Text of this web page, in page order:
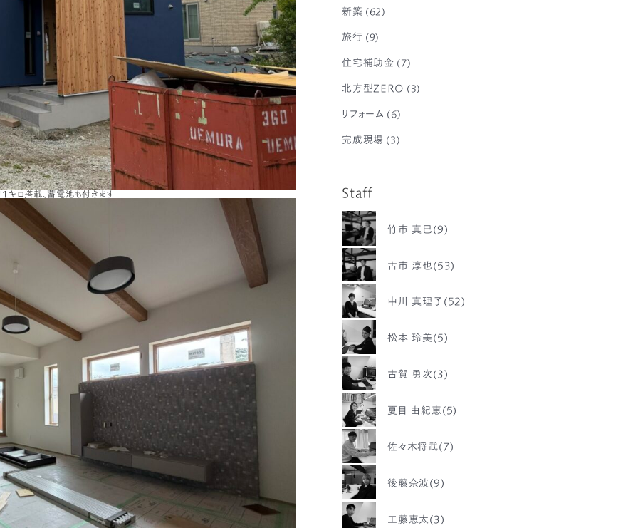
キロ搭載、蓄電池も付きます
新築 (62)
旅行 (9)
住宅補助金 (7)
北方型ZERO (3)
リフォーム (6)
完成現場 (3)
Staff
竹市 真巳(9)
古市 淳也(53)
中川 真理子(52)
松本 玲美(5)
古賀 勇次(3)
夏目 由紀恵(5)
佐々木将武(7)
後藤奈波(9)
工藤恵太(3)